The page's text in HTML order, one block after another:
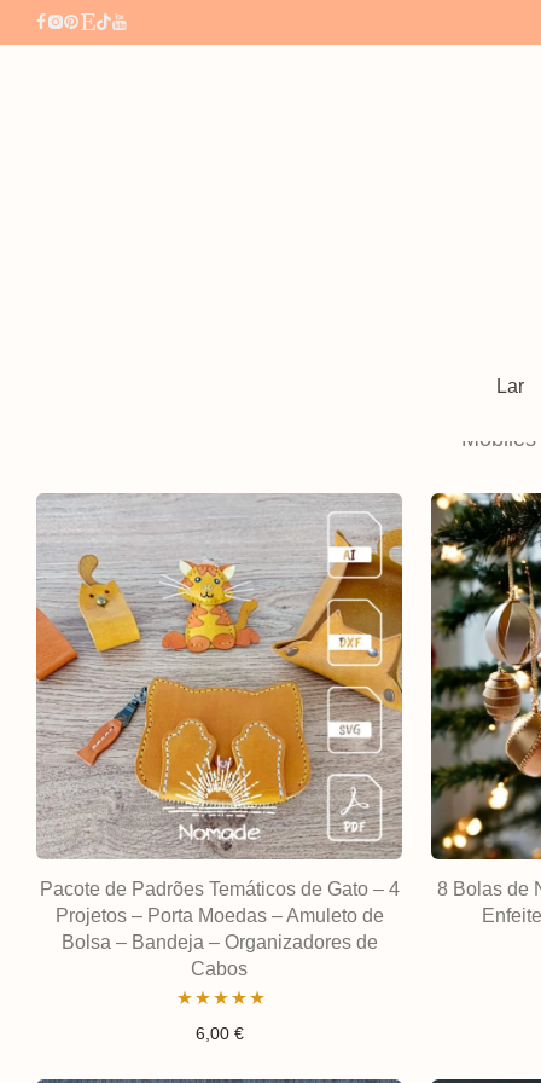
Lar
Bolsas e bolsas
Pacote de Padrões Temáticos de Gato – 4
Projetos – Porta Moedas – Amuleto de
Bolsa – Bandeja – Organizadores de
Cabos
Avaliação
6,00 €
8 Bolas de